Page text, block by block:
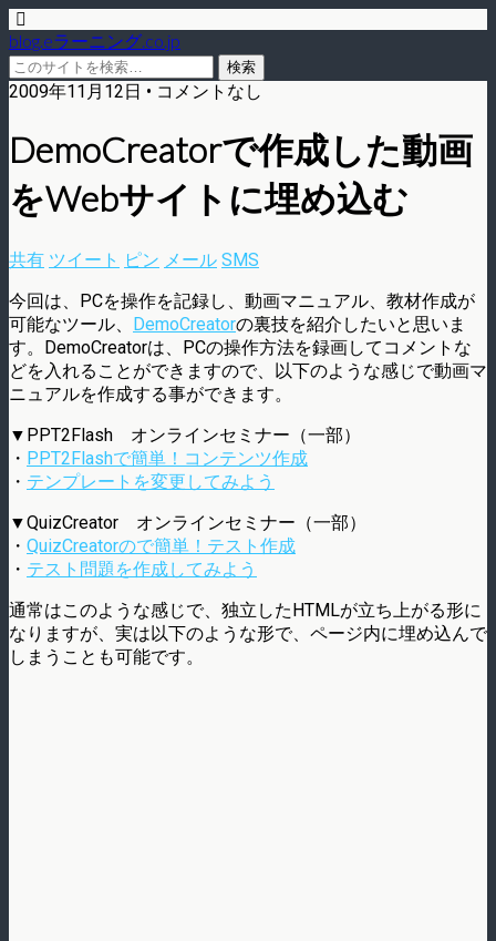
blog.eラーニング.co.jp
2009年11月12日 • コメントなし
DemoCreatorで作成した動画
をWebサイトに埋め込む
共有 ツイート ピン メール SMS
今回は、PCを操作を記録し、動画マニュアル、教材作成が
可能なツール、 DemoCreatorの裏技を紹介したいと思いま
す。DemoCreatorは、PCの操作方法を録画してコメントな
どを入れることができますので、以下のような感じで動画マ
ニュアルを作成する事ができます。
▼PPT2Flash オンラインセミナー（一部）
・ PPT2Flashで簡単！コンテンツ作成
・ テンプレートを変更してみよう
▼QuizCreator オンラインセミナー（一部）
・ QuizCreatorので簡単！テスト作成
・ テスト問題を作成してみよう
通常はこのような感じで、独立したHTMLが立ち上がる形に
なりますが、実は以下のような形で、ページ内に埋め込んで
しまうことも可能です。